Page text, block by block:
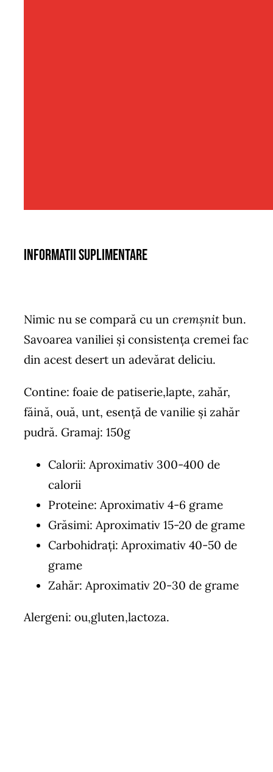
Informatii suplimentare
Nimic nu se compară cu un cremşnitbun.
Savoarea vaniliei şi consistenţa cremei fac
din acest desert un adevărat deliciu.
Contine: foaie de patiserie,lapte, zahăr,
făină, ouă, unt, esență de vanilie și zahăr
pudră. Gramaj: 150g
Calorii: Aproximativ 300-400 de
calorii
Proteine: Aproximativ 4-6 grame
Grăsimi: Aproximativ 15-20 de grame
Carbohidrați: Aproximativ 40-50 de
grame
Zahăr: Aproximativ 20-30 de grame
Alergeni: ou,gluten,lactoza.